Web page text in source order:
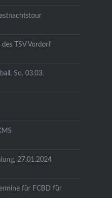
TSV Vordorf
So. 03.03.
27.01.2024
für FCBD für